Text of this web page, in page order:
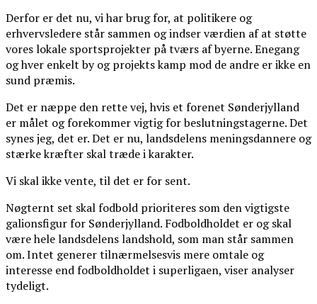
Derfor er det nu, vi har brug for, at politikere og
erhvervsledere står sammen og indser værdien af at støtte
vores lokale sportsprojekter på tværs af byerne. Enegang
og hver enkelt by og projekts kamp mod de andre er ikke en
sund præmis.
Det er næppe den rette vej, hvis et forenet Sønderjylland
er målet og forekommer vigtig for beslutningstagerne. Det
synes jeg, det er. Det er nu, landsdelens meningsdannere og
stærke kræfter skal træde i karakter.
Vi skal ikke vente, til det er for sent.
Nøgternt set skal fodbold prioriteres som den vigtigste
galionsfigur for Sønderjylland. Fodboldholdet er og skal
være hele landsdelens landshold, som man står sammen
om. Intet generer tilnærmelsesvis mere omtale og
interesse end fodboldholdet i superligaen, viser analyser
tydeligt.